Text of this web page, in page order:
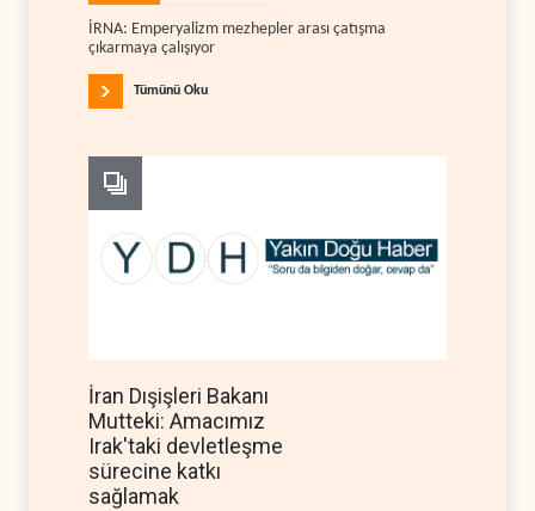
İRNA: Emperyalizm mezhepler arası çatışma
çıkarmaya çalışıyor
Tümünü Oku
İran Dışişleri Bakanı
Mutteki: Amacımız
Irak'taki devletleşme
sürecine katkı
sağlamak